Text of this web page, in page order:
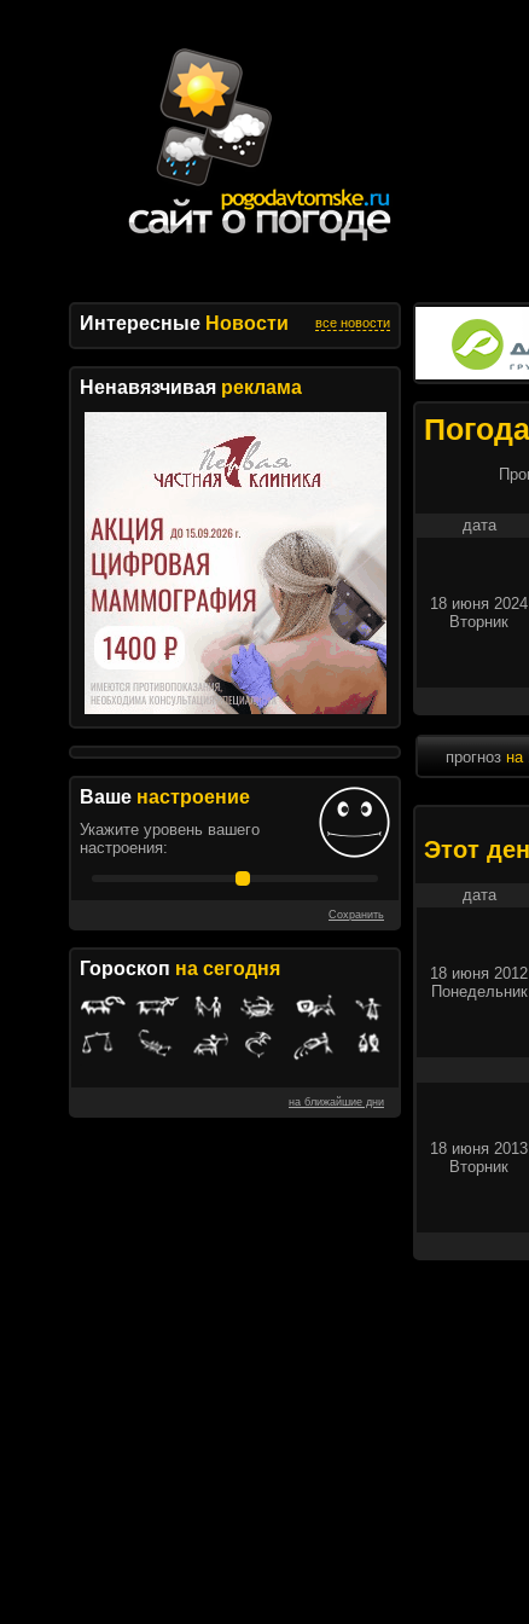
Интересные Новости все новости
Ненавязчивая реклама
Ваше настроение
Укажите уровень вашего
настроения:
Сохранить
Гороскоп на сегодня
на ближайшие дни
дата
18 июня 2024
Вторник
прогноз на
Этот
дата
18 июня 2012
Понедельник
18 июня 2013
Вторник